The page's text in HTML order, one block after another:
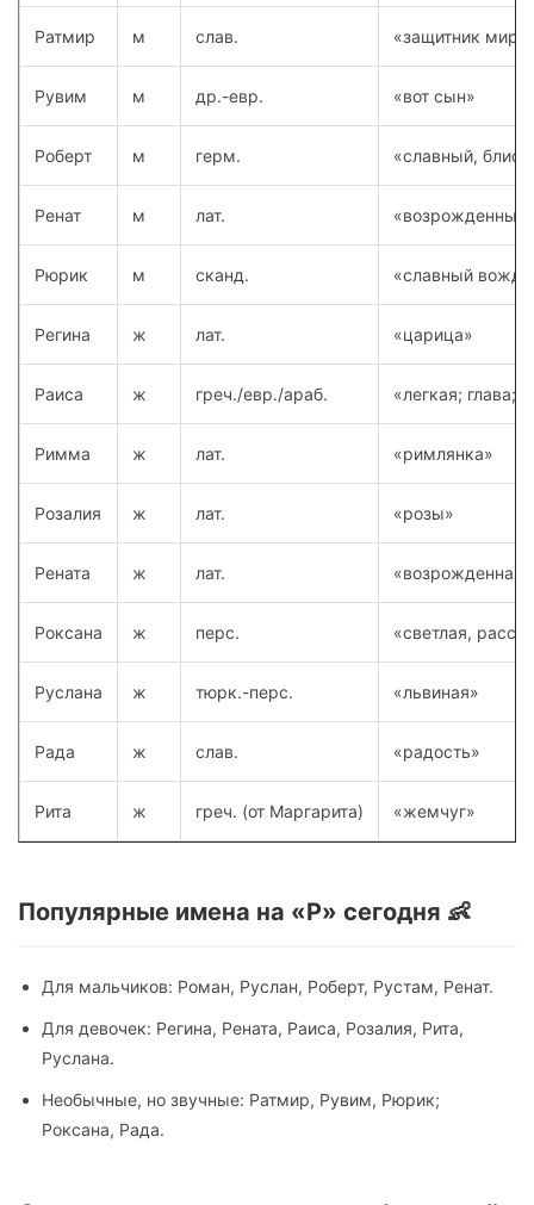
Ратмир м слав. «защитник
Рувим м др.-евр. «вот сын»
Роберт м герм. «славный,
Ренат м лат.
Рюрик м сканд. «славный
Регина ж лат. «царица»
Раиса ж греч./евр./араб. «легкая; глава;
Римма ж лат. «римлянка»
Розалия ж лат. «розы»
Рената ж лат. «возрожденная»
Роксана ж перс. «светлая,
Руслана ж тюрк.-перс. «львиная»
Рада ж слав. «радость»
Рита ж греч. (от Маргарита) «жемчуг»
Популярные имена на «Р» сегодня 👶
Для мальчиков: Роман, Руслан, Роберт, Рустам, Ренат.
Для девочек: Регина, Рената, Раиса, Розалия, Рита,
Руслана.
Необычные, но звучные: Ратмир, Рувим, Рюрик;
Роксана, Рада.